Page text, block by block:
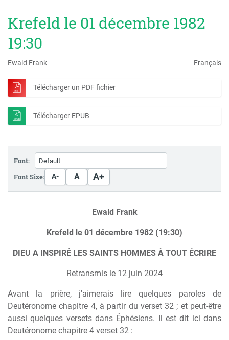
Krefeld le 01 décembre 1982
19:30
Ewald Frank Français
Télécharger un PDF fichier
Télécharger EPUB
Font:
Font Size:
A- A A+
Ewald Frank
Krefeld le 01 décembre 1982 (19:30)
DIEU A INSPIRÉ LES SAINTS HOMMES À TOUT ÉCRIRE
Retransmis le 12 juin 2024
Avant la prière, j'aimerais lire quelques paroles de
Deutéronome chapitre 4, à partir du verset 32 ; et peut-être
aussi quelques versets dans Éphésiens. Il est dit ici dans
Deutéronome chapitre 4 verset 32 :